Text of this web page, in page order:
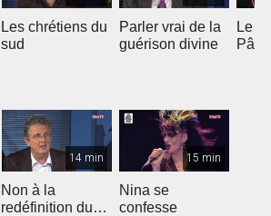
Les chrétiens du
sud
Parler vrai de la
guérison divine
Le
14 min
Non à la
redéfinition du
15 min
Nina se
confesse